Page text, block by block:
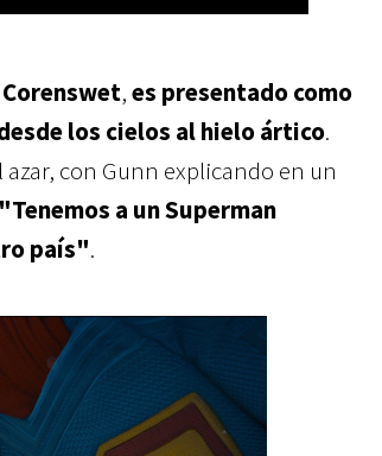
,es presentado como
los cielos al hielo ártico.
con Gunn explicando en un
"Tenemos a un Superman
país".